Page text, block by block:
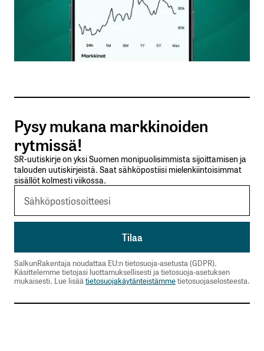
Nimesi tai nimimerkkisi
Sähköpostiosoitteesi
Tilaa SalkunRakentajan uutiskirje
Lähetä kommentti
Pysy mukana markkinoiden
rytmissä!
SR-uutiskirje on yksi Suomen monipuolisimmista sijoittamisen ja
talouden uutiskirjeistä. Saat sähköpostiisi mielenkiintoisimmat
sisällöt kolmesti viikossa.
SalkunRakentaja noudattaa EU:n tietosuoja-asetusta (GDPR).
Käsittelemme tietojasi luottamuksellisesti ja tietosuoja-asetuksen
mukaisesti. Lue lisäätietosuojakäytänteistämmetietosuojaselosteesta.